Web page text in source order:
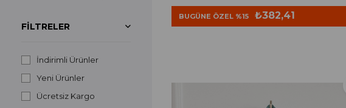
FILTRELER
İndirimli Ürünler
Yeni Ürünler
Ücretsiz Kargo
BUGÜNE ÖZEL %15 ₺382,41